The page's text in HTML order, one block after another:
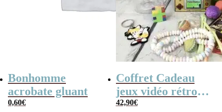
Bonhomme
acrobate gluant
0,60€
Coffret Cadeau
jeux vidéo rétro
(avec sa console de
42,90€